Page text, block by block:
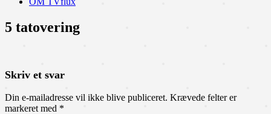
5 tatovering
Skriv et svar
Din e-mailadresse vil ikke blive publiceret. Krævede felter er
markeret med *